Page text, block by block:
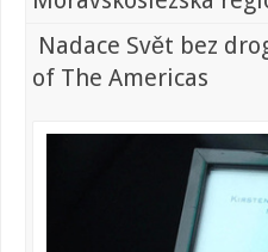
Nadace Svět bez
of The Americas